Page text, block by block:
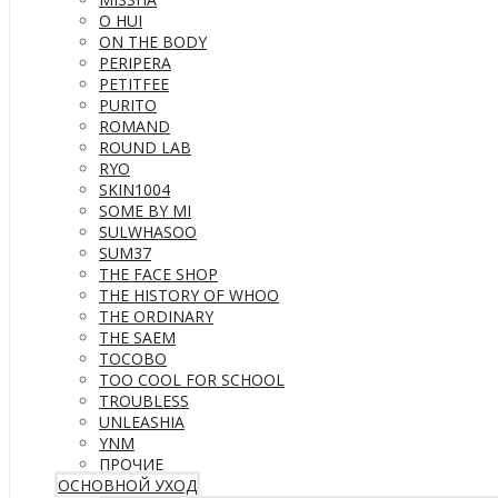
O HUI
ON THE BODY
PERIPERA
PETITFEE
PURITO
ROMAND
ROUND LAB
RYO
SKIN1004
SOME BY MI
SULWHASOO
SUM37
THE FACE SHOP
THE HISTORY OF WHOO
THE ORDINARY
THE SAEM
TOCOBO
TOO COOL FOR SCHOOL
TROUBLESS
UNLEASHIA
YNM
ПРОЧИЕ
ОСНОВНОЙ УХОД